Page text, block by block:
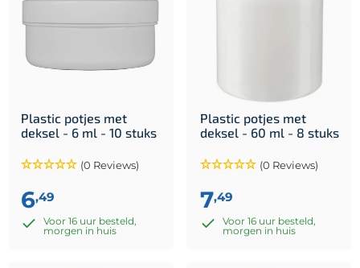
Plastic potjes met
deksel - 6 ml - 10 stuks
(0 Reviews)
6,49
Voor 16 uur besteld,
morgen in huis
Plastic potjes met
deksel - 60 ml - 8 stuks
(0 Reviews)
7,49
Voor 16 uur besteld,
morgen in huis